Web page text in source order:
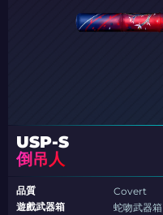
USP-S
倒吊人
品質
Covert
遊戲武器箱
蛇吻武器箱